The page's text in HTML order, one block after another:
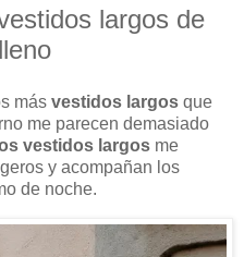
largos de
más vestidos largos que
me parecen demasiado
vestidos largos me
y acompañan los
de noche.